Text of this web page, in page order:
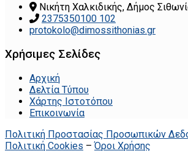
Νικήτη Χαλκιδικής, Δήμος
2375350100 102
protokolo@dimossithonias.gr
Χρήσιμες Σελίδες
Αρχική
Δελτία Τύπου
Χάρτης Ιστοτόπου
Επικοινωνία
Πολιτική Προστασίας Προσωπικών
Πολιτική Cookies –Όροι Χρήσης